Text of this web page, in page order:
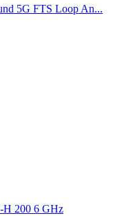
5G FTS Loop An...
H 200 6 GHz